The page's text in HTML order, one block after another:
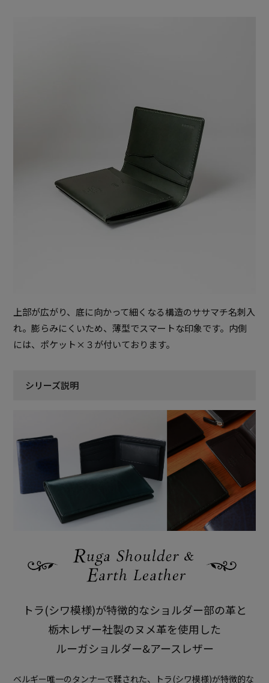
上部が広がり、底に向かって細くなる構造のササマチ名刺入
れ。膨らみにくいため、薄型でスマートな印象です。内側
には、ポケット×３が付いております。
シリーズ説明
トラ(シワ模様)が特徴的なショルダー部の革と
栃木レザー社製のヌメ革を使用した
ルーガショルダー&アースレザー
ベルギー唯一のタンナーで鞣された、トラ(シワ模様)が特徴的な